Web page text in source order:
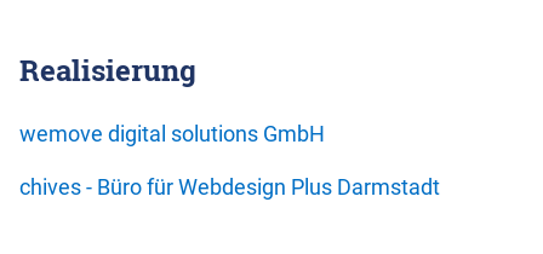
Realisierung
wemove digital solutions GmbH
chives - Büro für Webdesign Plus Darmstadt